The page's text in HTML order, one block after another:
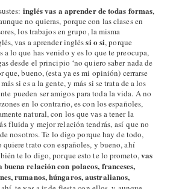
inglés vas a aprender de todas formas,
no quieras, porque con las clases en
los trabajos en grupo, la misma
vas a aprender ingléssi o si, porque
a lo que has venido y es lo que te preocupa,
desde el principio ‘no quiero saber nada de
que, bueno, (esta ya es mi opinión) cerrarse
si es a la gente, y más si se trata de a los
pueden ser amigos para toda la vida. A no
en lo contrario, es con los españoles,
natural, con los que vas a tener la
fluida y mejor relación tendrás, así que no
de nosotros. Te lo digo porque hay de todo,
quiere trato con españoles, y bueno, ahí
te lo digo, porque esto te lo prometo,vas
relación con polacos, franceses,
rumanos, húngaros, australianos,